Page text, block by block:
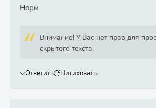
Норм
Внимание! У Вас нет прав для
скрытого текста.
Ответить Цитировать